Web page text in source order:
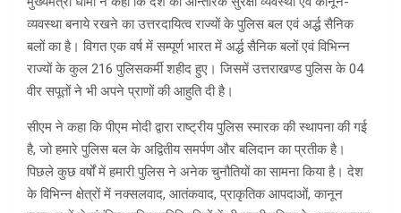
व्यवस्था बनाये रखने का उत्तरदायित्व राज्यों के पुलिस बल एवं अर्द्ध सैनिक
बलों का है। विगत एक वर्ष में सम्पूर्ण भारत में अर्द्ध सैनिक बलों एवं विभिन्न
राज्यों के कुल 216 पुलिसकर्मी शहीद हुए। जिसमें उत्तराखण्ड पुलिस के 04
वीर सपूतों ने भी अपने प्राणों की आहुति दी है।
सीएम ने कहा कि पीएम मोदी द्वारा राष्ट्रीय पुलिस स्मारक की स्थापना की गई
है, जो हमारे पुलिस बल के अद्वितीय समर्पण और बलिदान का प्रतीक है।
पिछले कुछ वर्षों में हमारी पुलिस ने अनेक चुनौतियों का सामना किया है। देश
के विभिन्न क्षेत्रों में नक्सलवाद, आतंकवाद, प्राकृतिक आपदाओं, कानून